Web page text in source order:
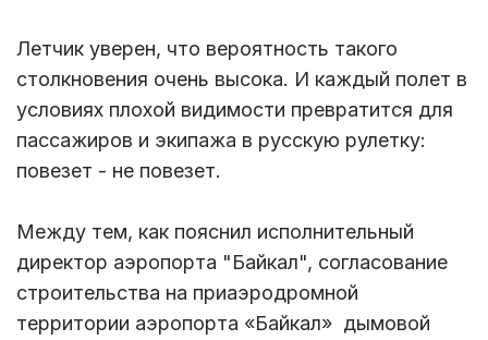
Летчик уверен, что вероятность такого
столкновения очень высока. И каждый полет в
условиях плохой видимости превратится для
пассажиров и экипажа в русскую рулетку:
повезет - не повезет.
Между тем, как пояснил исполнительный
директор аэропорта "Байкал", согласование
строительства на приаэродромной
территории аэропорта «Байкал» дымовой